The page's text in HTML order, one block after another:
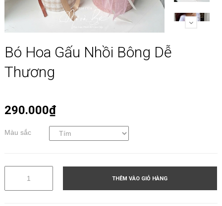
Bó Hoa Gấu Nhồi Bông Dễ
Thương
290.000₫
Màu sắc
THÊM VÀO GIỎ HÀNG